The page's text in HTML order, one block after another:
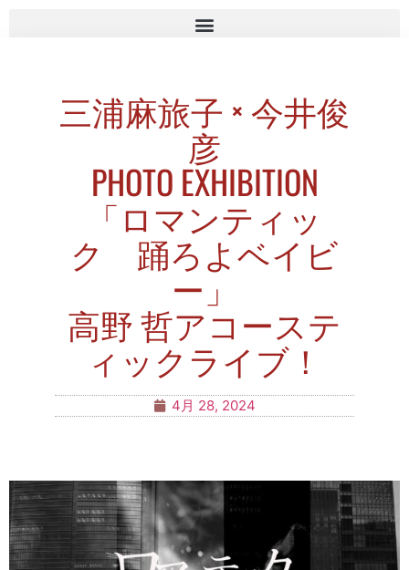
三浦麻旅子 × 今井俊
彦
PHOTO EXHIBITION
「ロマンティッ
ク 踊ろよベイビ
ー」
高野 哲アコーステ
ィックライブ！
4月 28, 2024